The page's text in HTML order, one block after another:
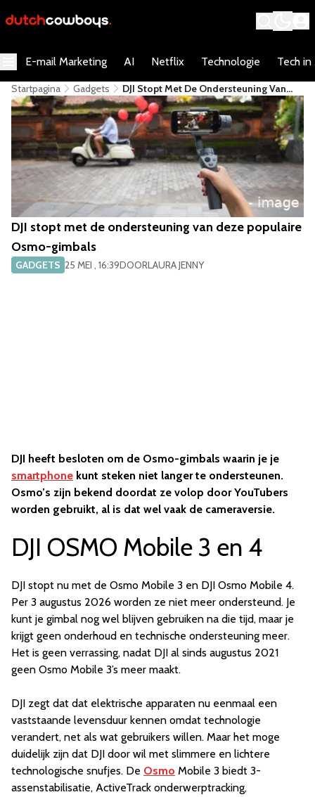
E-mail Marketing AI Netflix Technologie Tech in
Startpagina Gadgets
DJI Stopt Met De Ondersteuning Van
Deze Populaire Osmo-Gimbals
DJI stopt met de ondersteuning van deze populaire
Osmo-gimbals
GADGETS 25 MEI , 16:39DOORLAURA JENNY
DJI heeft besloten om de Osmo-gimbals waarin je je
smartphone kunt steken niet langer te ondersteunen.
Osmo’s zijn bekend doordat ze volop door YouTubers
worden gebruikt, al is dat wel vaak de cameraversie.
DJI OSMO Mobile 3 en 4
DJI stopt nu met de Osmo Mobile 3 en DJI Osmo Mobile 4.
Per 3 augustus 2026 worden ze niet meer ondersteund. Je
kunt je gimbal nog wel blijven gebruiken na die tijd, maar je
krijgt geen onderhoud en technische ondersteuning meer.
Het is geen verrassing, nadat DJI al sinds augustus 2021
geen Osmo Mobile 3’s meer maakt.
DJI zegt dat dat elektrische apparaten nu eenmaal een
vaststaande levensduur kennen omdat technologie
verandert, net als wat gebruikers willen. Maar het moge
duidelijk zijn dat DJI door wil met slimmere en lichtere
technologische snufjes. De Osmo Mobile 3 biedt 3-
assenstabilisatie, ActiveTrack onderwerptracking,